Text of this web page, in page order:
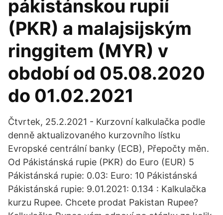
pákistánskou rupií
(PKR) a malajsijským
ringgitem (MYR) v
období od 05.08.2020
do 01.02.2021
Čtvrtek, 25.2.2021 - Kurzovní kalkulačka podle
denně aktualizovaného kurzovního lístku
Evropské centrální banky (ECB), Přepočty měn.
Od Pákistánská rupie (PKR) do Euro (EUR) 5
Pákistánská rupie: 0.03: Euro: 10 Pákistánská
Pákistánská rupie: 9.01.2021: 0.134 : Kalkulačka
kurzu Rupee. Chcete prodat Pakistan Rupee?